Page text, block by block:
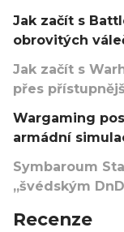
Jak začít s
obrovitých
Jak začít s
přes
Wargaming
armádní
Symbaroum
„švédským
Recenze